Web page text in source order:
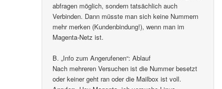
abfragen möglich, sondern tatsächlich auch
Verbinden. Dann müsste man sich keine Nummern
mehr merken (Kundenbindung!), wenn man im
Magenta-Netz ist.
B. „Info zum Angerufenen“: Ablauf
Nach mehreren Versuchen ist die Nummer besetzt
oder keiner geht ran oder die Mailbox ist voll.